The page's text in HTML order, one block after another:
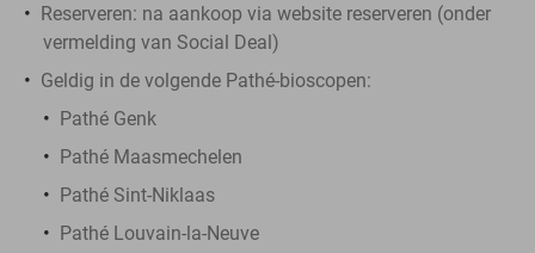
Reserveren: na aankoop via website reserveren (onder
vermelding van Social Deal)
Geldig in de volgende Pathé-bioscopen:
Pathé Genk
Pathé Maasmechelen
Pathé Sint-Niklaas
Pathé Louvain-la-Neuve